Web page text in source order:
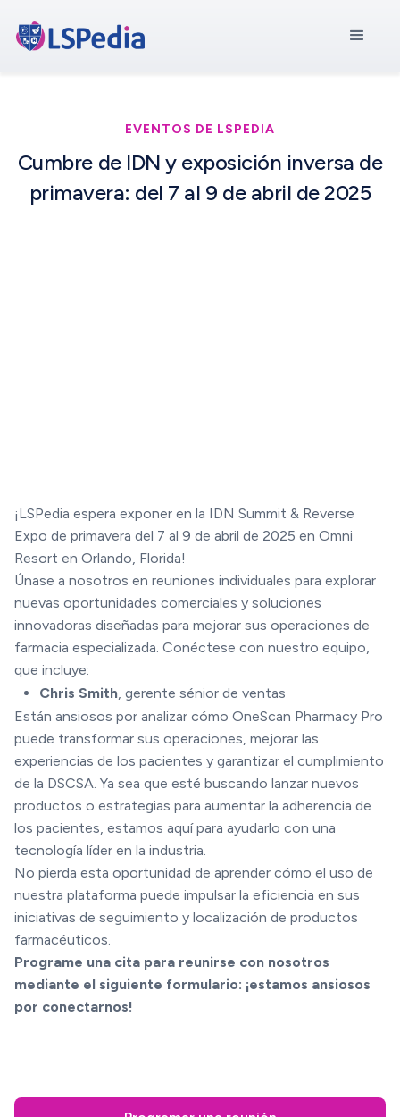
EVENTOS DE LSPEDIA
Cumbre de IDN y exposición inversa de
primavera: del 7 al 9 de abril de 2025
¡LSPedia espera exponer en la IDN Summit & Reverse
Expo de primavera del 7 al 9 de abril de 2025 en Omni
Resort en Orlando, Florida!
Únase a nosotros en reuniones individuales para explorar
nuevas oportunidades comerciales y soluciones
innovadoras diseñadas para mejorar sus operaciones de
farmacia especializada. Conéctese con nuestro equipo,
que incluye:
Chris Smith, gerente sénior de ventas
Están ansiosos por analizar cómo OneScan Pharmacy Pro
puede transformar sus operaciones, mejorar las
experiencias de los pacientes y garantizar el cumplimiento
de la DSCSA. Ya sea que esté buscando lanzar nuevos
productos o estrategias para aumentar la adherencia de
los pacientes, estamos aquí para ayudarlo con una
tecnología líder en la industria.
No pierda esta oportunidad de aprender cómo el uso de
nuestra plataforma puede impulsar la eficiencia en sus
iniciativas de seguimiento y localización de productos
farmacéuticos.
Programe una cita para reunirse con nosotros
mediante el siguiente formulario: ¡estamos ansiosos
por conectarnos!